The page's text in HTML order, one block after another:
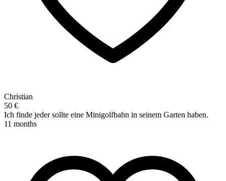
Christian
50 €
Ich finde jeder sollte eine Minigolfbahn in seinem Garten haben.
11 months